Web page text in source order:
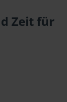
Zeit für